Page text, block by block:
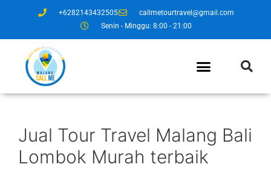
+6282143432505
callmetourtravel@gmail.com
Senin - Minggu: 8:00 - 21:00
Jual Tour Travel Malang Bali
Lombok Murah terbaik